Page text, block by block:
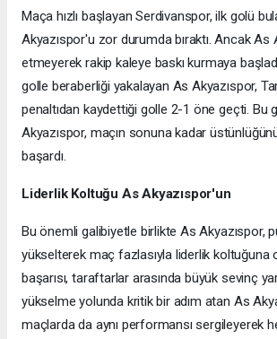
Maça hızlı başlayan Serdivanspor, ilk golü
Akyazıspor'u zor durumda bıraktı. Ancak As
etmeyerek rakip kaleye baskı kurmaya
golle beraberliği yakalayan As Akyazıspor,
penaltıdan kaydettiği golle 2-1 öne geçti. Bu
Akyazıspor, maçın sonuna kadar
başardı.
Liderlik Koltuğu As Akyazıspor'un
Bu önemli galibiyetle birlikte As Akyazıspor,
yükselterek maç fazlasıyla liderlik koltuğuna
başarısı, taraftarlar arasında büyük sevinç
yükselme yolunda kritik bir adım atan As
maçlarda da aynı performansı sergileyerek